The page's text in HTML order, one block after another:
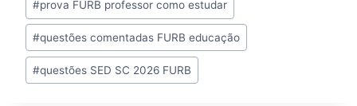
#prova FURB professor como estudar
#questões comentadas FURB educação
#questões SED SC 2026 FURB